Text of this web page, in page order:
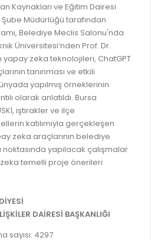
Kaynakları ve Eğitim Dairesi
Şube Müdürlüğü tarafından
Belediye Meclis Salonu'nda
Üniversitesi’nden Prof. Dr.
zeka teknolojileri, ChatGPT
tanınması ve etkili
yapılmış örneklerinin
olarak anlatıldı. Bursa
iştirakler ve ilçe
katılımıyla gerçekleşen
zeka araçlarının belediye
yapılacak çalışmalar
temelli proje önerileri
DAİRESİ BAŞKANLIĞI
sayısı: 4297